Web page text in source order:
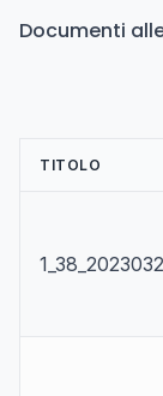
Documenti
TITOLO